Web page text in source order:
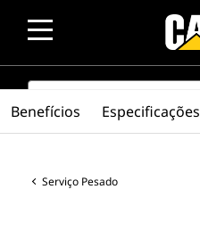
SEARCH
Serviço Pesado
Benefícios Especificações